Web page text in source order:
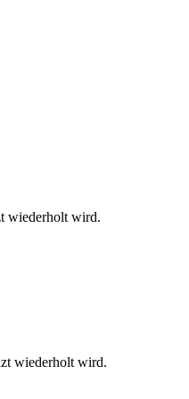
wiederholt wird.
wiederholt wird.